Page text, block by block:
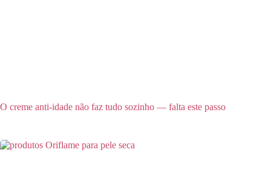
O creme anti-idade não faz tudo sozinho — falta este passo